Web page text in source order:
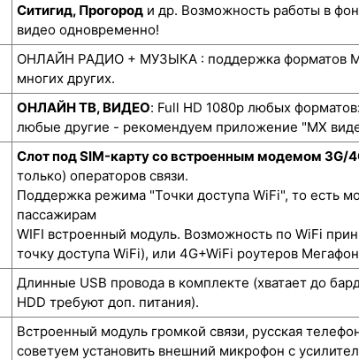
Ситигид, Прогород и др. Возможность работы в
видео одновременно!
ОНЛАЙН РАДИО + МУЗЫКА : поддержка форматов
многих других.
ОНЛАЙН ТВ, ВИДЕО: Full HD 1080p любых
любые другие - рекомендуем приложение "MX
Слот под SIM-карту со встроенным модемом 3G/
только) операторов связи.
Поддержка режима "Точки доступа WiFi", то есть
пассажирам
WIFI встроенный модуль. Возможность по WiFi
точку доступа WiFi), или 4G+WiFi роутеров
Длинные USB провода в комплекте (хватает до
HDD требуют доп. питания).
Встроенный модуль громкой связи, русская
советуем установить внешний микрофон с